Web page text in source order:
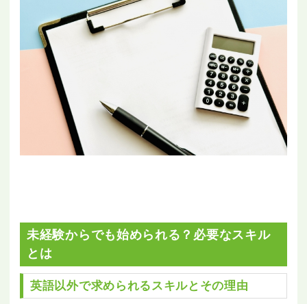
未経験からでも始められる？必要なスキル
とは
英語以外で求められるスキルとその理由